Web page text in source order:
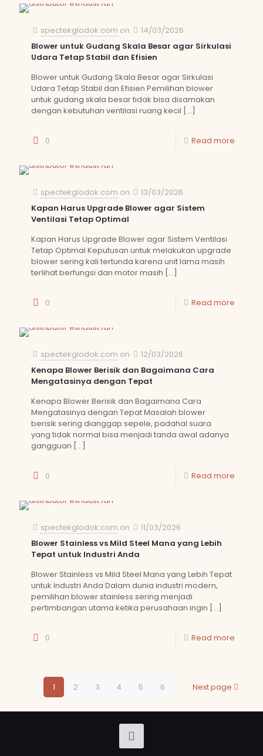
spectekglodok.com on
14/03/2026
Blower untuk Gudang Skala Besar agar Sirkulasi
Udara Tetap Stabil dan Efisien
Blower untuk Gudang Skala Besar agar Sirkulasi
Udara Tetap Stabil dan Efisien Pemilihan blower
untuk gudang skala besar tidak bisa disamakan
dengan kebutuhan ventilasi ruang kecil […]
0 Read more
spectekglodok.com on
13/03/2026
Kapan Harus Upgrade Blower agar Sistem
Ventilasi Tetap Optimal
Kapan Harus Upgrade Blower agar Sistem Ventilasi
Tetap Optimal Keputusan untuk melakukan upgrade
blower sering kali tertunda karena unit lama masih
terlihat berfungsi dan motor masih […]
0 Read more
spectekglodok.com on
12/03/2026
Kenapa Blower Berisik dan Bagaimana Cara
Mengatasinya dengan Tepat
Kenapa Blower Berisik dan Bagaimana Cara
Mengatasinya dengan Tepat Masalah blower
berisik sering dianggap sepele, padahal suara
yang tidak normal bisa menjadi tanda awal adanya
gangguan […]
0 Read more
spectekglodok.com on
11/03/2026
Blower Stainless vs Mild Steel Mana yang Lebih
Tepat untuk Industri Anda
Blower Stainless vs Mild Steel Mana yang Lebih Tepat
untuk Industri Anda Dalam dunia industri modern,
pemilihan blower stainless sering menjadi
pertimbangan utama ketika perusahaan ingin […]
0 Read more
1 2 3 4 5 6 Next page